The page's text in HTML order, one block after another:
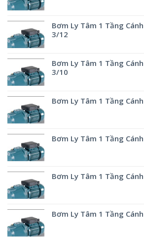
Bơm Ly Tâm 1 Tầng
3/12
Bơm Ly Tâm 1 Tầng
3/10
Bơm Ly Tâm 1 Tầng
Bơm Ly Tâm 1 Tầng
Bơm Ly Tâm 1 Tầng Cánh
Bơm Ly Tâm 1 Tầng